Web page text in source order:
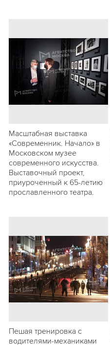
Масштабная выставка
«Современник. Начало» в
Московском музее
современного искусства.
Выставочный проект,
приуроченный к 65-летию
прославленного театра.
Пешая тренировка с
водителями-механиками